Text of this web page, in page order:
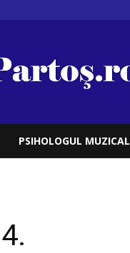
PSIHOLOGUL MUZICAL